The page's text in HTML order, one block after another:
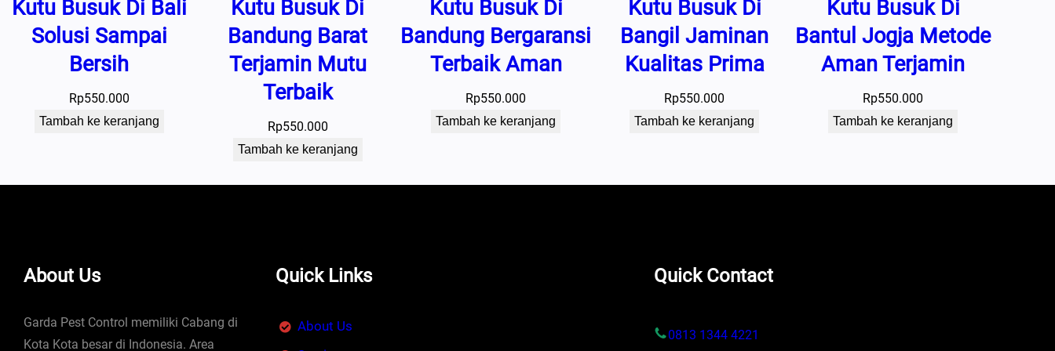
Kutu Busuk Di Bali
Solusi Sampai
Bersih
Rp550.000
Tambah ke keranjang
Kutu Busuk Di
Bandung Barat
Terjamin Mutu
Terbaik
Rp550.000
Tambah ke keranjang
Kutu Busuk Di
Bandung Bergaransi
Terbaik Aman
Rp550.000
Tambah ke keranjang
Kutu Busuk Di
Bangil Jaminan
Kualitas Prima
Rp550.000
Tambah ke keranjang
Kutu Busuk Di
Bantul Jogja Metode
Aman Terjamin
Rp550.000
Tambah ke keranjang
About Us
Garda Pest Control memiliki Cabang di
Kota Kota besar di Indonesia. Area
Quick Links
About Us
Quick Contact
0813 1344 4221